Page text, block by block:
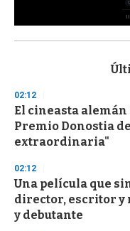
s
d
s
o
f
3
s
e
c
o
n
d
02:12
El cineasta
Premio Donostia
extraordinaria"
02:12
Una película que
director, escritor y
y debutante